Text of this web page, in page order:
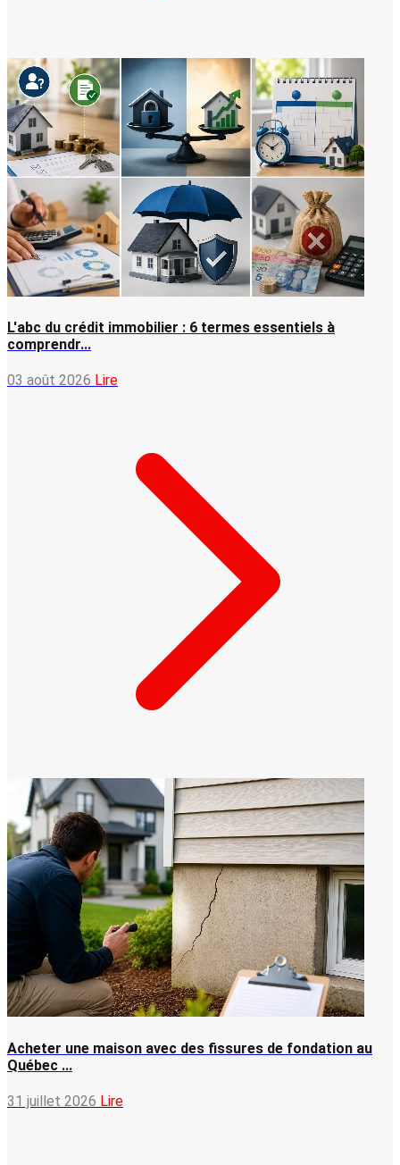
L'abc du crédit immobilier : 6 termes essentiels à
comprendr...
03 août 2026 Lire
Acheter une maison avec des fissures de fondation au
Québec ...
31 juillet 2026 Lire